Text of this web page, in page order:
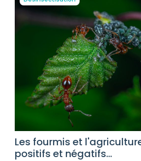
Les fourmis et
positifs et négatifs...